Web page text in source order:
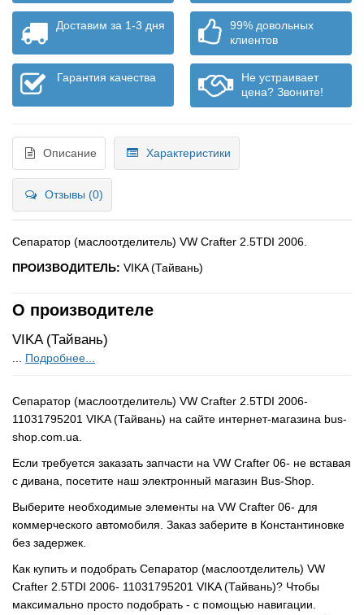
Доставим за 1-3 дня
99% довольных
клиентов
Гарантия качества
Не устраивает
цена? Звоните!
Описание Характеристики
Отзывы (0)
Сепаратор (маслоотделитель) VW Crafter 2.5TDI 2006.
ПРОИЗВОДИТЕЛЬ: VIKA (Тайвань)
О производителе
VIKA (Тайвань)
Подробнее...
Сепаратор (маслоотделитель) VW Crafter 2.5TDI 2006-
11031795201 VIKA (Тайвань) на сайте интернет-магазина bus-
shop.com.ua.
Если требуется заказать запчасти на VW Crafter 06- не вставая
с дивана, посетите наш электронный магазин Bus-Shop.
Выберите необходимые элементы на VW Crafter 06- для
коммерческого автомобиля. Заказ заберите в Константиновке
без задержек.
Как купить и подобрать Сепаратор (маслоотделитель) VW
Crafter 2.5TDI 2006- 11031795201 VIKA (Тайвань)? Чтобы
максимально просто подобрать - с помощью навигации.